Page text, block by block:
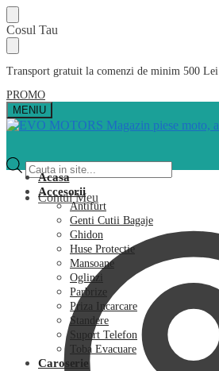
Skip
to
navigation
Skip
to
content
Cosul Tau
Transport gratuit la comenzi de minim 500 Lei
PROMO
MENIU
Products
search
Contul Meu
Acasa
Accesorii
Antifurt
Genti Cutii Bagaje
Ghidon
Huse Protectie
Mansoane
Oglinzi
Parbrize
Priza Incarcare
Standere
Suport Telefon
Toba Evacuare
Caroserie